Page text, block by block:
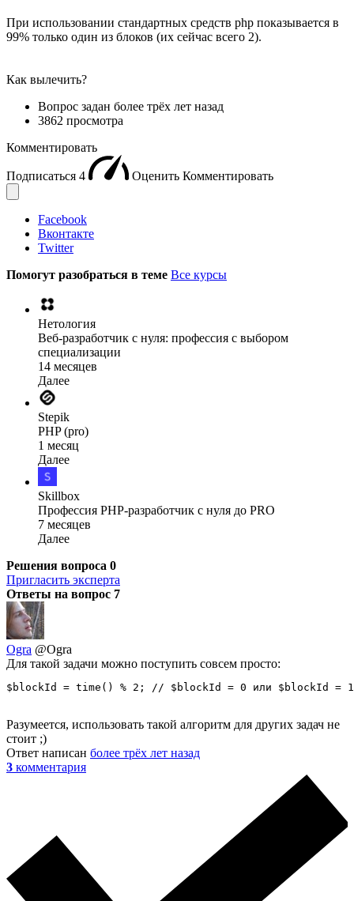
При использовании стандартных средств php показывается в
99% только один из блоков (их сейчас всего 2).
Как вылечить?
Вопрос задан более трёх лет назад
3862 просмотра
Комментировать
Подписаться 4 Оценить Комментировать
Facebook
Вконтакте
Twitter
Помогут разобраться в теме Все курсы
Нетология
Веб-разработчик с нуля: профессия с выбором
специализации
14 месяцев
Далее
Stepik
PHP (pro)
1 месяц
Далее
Skillbox
Профессия PHP-разработчик с нуля до PRO
7 месяцев
Далее
Решения вопроса 0
Пригласить эксперта
Ответы на вопрос 7
Ogra @Ogra
Для такой задачи можно поступить совсем просто:
Разумеется, использовать такой алгоритм для других задач не
стоит ;)
Ответ написан более трёх лет назад
3 комментария